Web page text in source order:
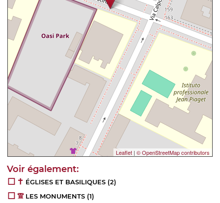
Leaflet | © OpenStreetMap contributors
ÉGLISES ET BASILIQUES (2)
LES MONUMENTS (1)